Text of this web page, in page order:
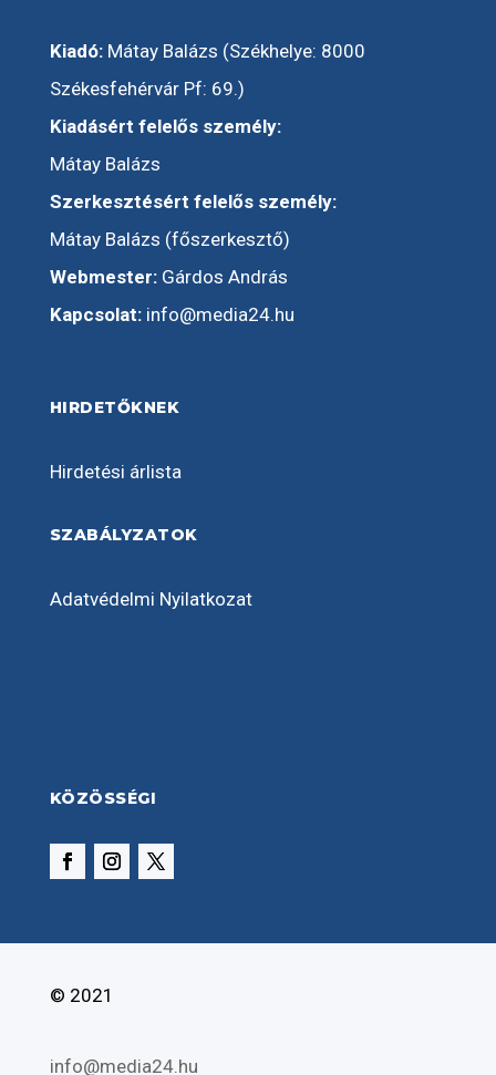
Kiadó:Mátay Balázs (Székhelye: 8000
Székesfehérvár Pf: 69.)
Kiadásért felelős személy:
Mátay Balázs
Szerkesztésért felelős személy:
Mátay Balázs (főszerkesztő)
Webmester:Gárdos András
Kapcsolat: info@media24.hu
HIRDETŐKNEK
Hirdetési árlista
SZABÁLYZATOK
Adatvédelmi Nyilatkozat
KÖZÖSSÉGI
© 2021
info@media24.hu